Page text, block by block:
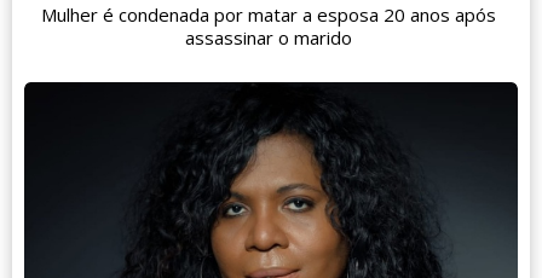
Mulher é condenada por matar a esposa 20 anos após
assassinar o marido